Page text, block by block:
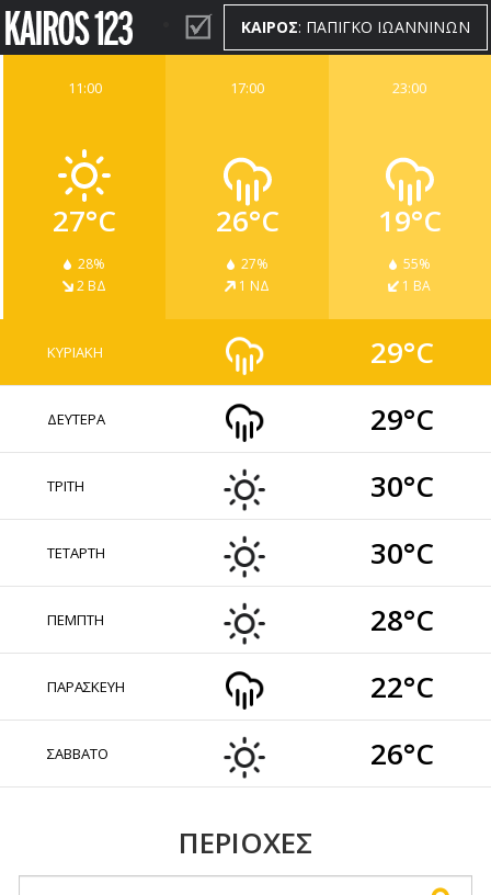
ΚΑΙΡΟΣ: ΠΑΠΙΓΚΟ ΙΩΑΝΝΙΝΩΝ
23:00
19°C
55%
1 ΒΑ
17:00
26°C
27%
1 ΝΔ
11:00
27°C
28%
2 ΒΔ
ΚΥΡΙΑΚΗ 29°C
ΔΕΥΤΕΡΑ 29°C
ΤΡΙΤΗ 30°C
ΤΕΤΑΡΤΗ 30°C
ΠΕΜΠΤΗ 28°C
ΠΑΡΑΣΚΕΥΗ 22°C
ΣΑΒΒΑΤΟ 26°C
ΠΕΡΙΟΧΕΣ